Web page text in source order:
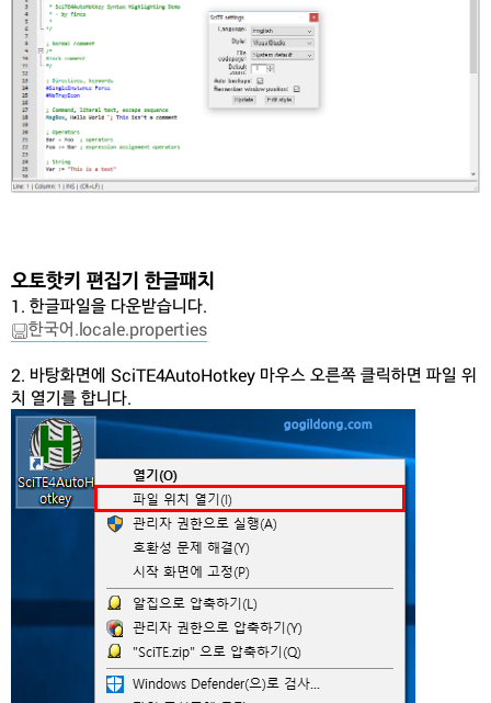
오토핫키 편집기 한글패치
1. 한글파일을 다운받습니다.
한국어.locale.properties
2. 바탕화면에 SciTE4AutoHotkey 마우스 오른쪽 클릭하면 파일 위
치 열기를 합니다.